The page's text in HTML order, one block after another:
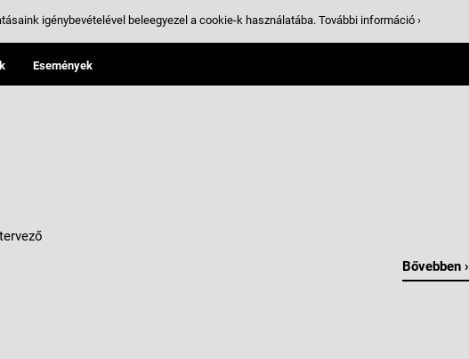
Események
Bővebben ›
igénybevételével beleegyezel a cookie-k használatába. További információ ›